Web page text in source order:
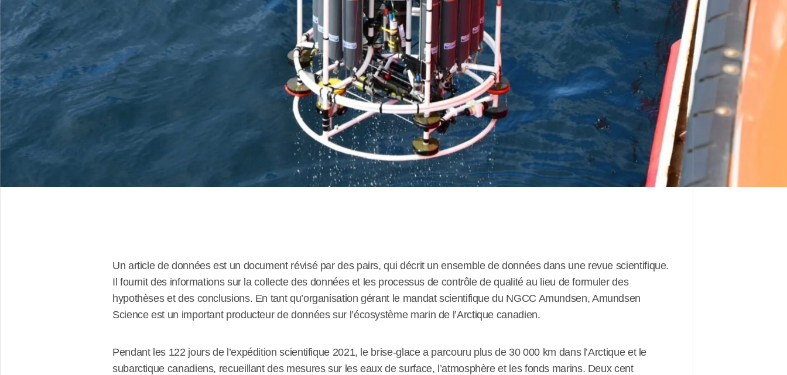
Un article de données est un document révisé par des pairs, qui décrit un ensemble de données dans une revue scientifique.
Il fournit des informations sur la collecte des données et les processus de contrôle de qualité au lieu de formuler des
hypothèses et des conclusions. En tant qu’organisation gérant le mandat scientifique du NGCC Amundsen, Amundsen
Science est un important producteur de données sur l’écosystème marin de l’Arctique canadien.
Pendant les 122 jours de l’expédition scientifique 2021, le brise-glace a parcouru plus de 30 000 km dans l’Arctique et le
subarctique canadiens, recueillant des mesures sur les eaux de surface, l’atmosphère et les fonds marins. Deux cent